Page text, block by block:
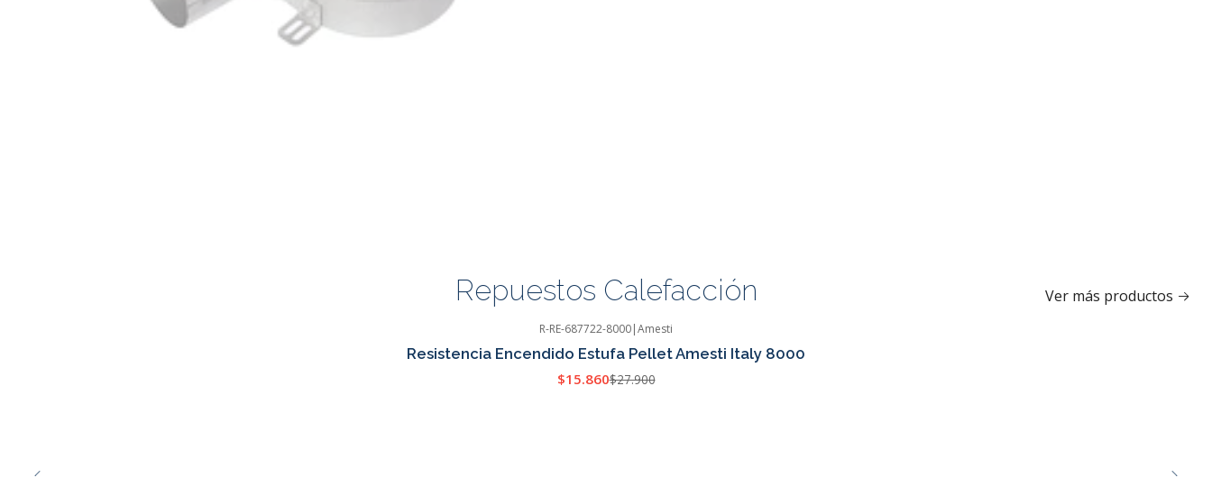
Repuestos Calefacción Ver más productos
R-RE-687722-8000|Amesti
Resistencia Encendido Estufa Pellet Amesti Italy 8000
$15.860$27.900